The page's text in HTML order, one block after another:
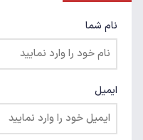
نام شما
ایمیل